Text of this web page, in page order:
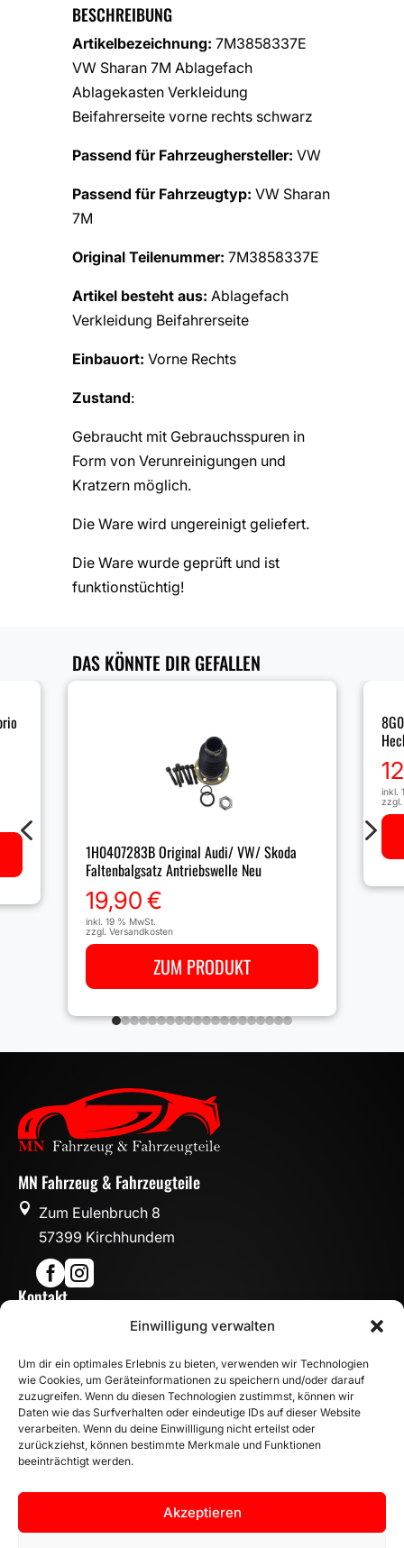
Einwilligung verwalten
Um dir ein optimales Erlebnis zu bieten, verwenden wir Technologien
wie Cookies, um Geräteinformationen zu speichern und/oder darauf
zuzugreifen. Wenn du diesen Technologien zustimmst, können wir
Daten wie das Surfverhalten oder eindeutige IDs auf dieser Website
verarbeiten. Wenn du deine Einwillligung nicht erteilst oder
zurückziehst, können bestimmte Merkmale und Funktionen
beeinträchtigt werden.
Akzeptieren
BESCHREIBUNG
Artikelbezeichnung: 7M3858337E
VW Sharan 7M Ablagefach
Ablagekasten Verkleidung
Beifahrerseite vorne rechts schwarz
Passend für Fahrzeughersteller: VW
Passend für Fahrzeugtyp: VW Sharan
7M
Original Teilenummer: 7M3858337E
Artikel besteht aus: Ablagefach
Verkleidung Beifahrerseite
Einbauort: Vorne Rechts
Zustand:
Gebraucht mit Gebrauchsspuren in
Form von Verunreinigungen und
Kratzern möglich.
Die Ware wird ungereinigt geliefert.
Die Ware wurde geprüft und ist
funktionstüchtig!
DAS KÖNNTE DIR GEFALLEN
1H0407283B Original Audi/ VW/ Skoda
Faltenbalgsatz Antriebswelle Neu
19,90€
inkl. 19 % MwSt.
zzgl. Versandkosten
ZUM PRODUKT
inkl.
zzgl.
4 5
MN Fahrzeug & Fahrzeugteile

Zum Eulenbruch 8
57399 Kirchhundem

Kontakt
info@mn-fahrzeugteile.de
 WhatsApp
Öffnungszeiten
 Mo - Fr: 8:00 – 17:00 Uhr
Sa: 10:00 – 14:00 Uhr
INFORMATION
Zahlungsarten
Versandinformationen
Widerrufsbelehrung